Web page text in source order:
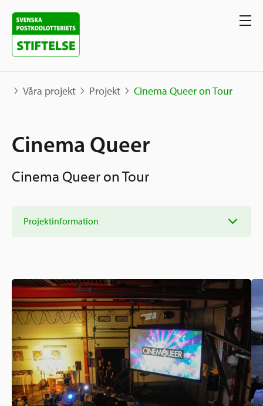
Karta
Våra stöd
Grannskapsinitiativet
Sök stöd
Rekommendationer
Frågor och svar
Sverige och övriga världen
Grannskapsinitiativet
Uppdrag
Hur vi arbetar
Verksamhetsberättelser & årsredovisningar
Medarbetare & styrelse
Kontakt
Pressrum
Nyheter & kalenderhändelser
SV
Våra projekt Projekt Cinema Queer on Tour
Cinema Queer
Cinema Queer on Tour
Projektinformation